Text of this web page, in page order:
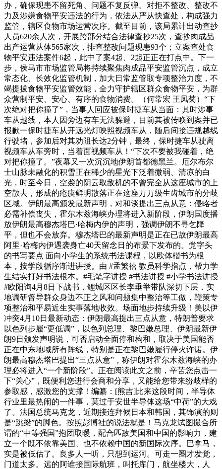
办，确保现患不留死角、问题不复反弹。对拒不整改、整改不
力及涉嫌食物平安违法的行为，依法从严从快查处，构成强力
监管，辖区食物市场运营次序。截至目前，该局累计出动查抄
人员620余人次，开展跨部分结合法律查抄25次，查抄肉成品
出产运营从体565家次，排查整改问题现患93个；立案查处食
物平安违法案件6起，此中了案4起、2起正正在打点中。下一
步，侯马市市场监管局将持续聚焦肉成品平安监管沉点，成立
常态化、长效化监管机制，加大日常监管取专项整治力度，不
竭提拔食物平安监管效能，全力守护辖区群众食物平安，为群
众营制平安、安心、有序的食物消费。（何常宏 王凤菊）“下
次绝对把你撞了”，当事人回应被保时捷车从当面：其时涉事
车从越线，本人因旁边有车无法躲避，目前其被传唤到案并已
报歉一保时捷车从开远光灯映照视频车从，随后间接违规越线
行驶堵，参加后对其劝阻长达2分钟，最终，保时捷车从驶离
视频车从车旁时，当着面视频车从！“下次不要被我碰着，绝
对把你撞了。”夜幕又一次沉沉地伊朗首都德黑兰。厄尔布尔
士山脉未融化的积雪正在稀少的星光下泛着微弱、清凉的白
光，时至今日，空袭的阴云取敌机的不曾完全从这座城市的上
空散去，形成的疮痍鲜明散落正在这座万万级生齿城市的分歧
区域。伊朗最高颁发最新声明，对和谈提出三点从意：侵略者
必需补偿丧失，霍尔木兹海峡办理将进入新阶段，伊朗国度播
放伊朗最高穆杰塔巴·哈梅内伊的声明，强调伊朗不寻乞降
平，但也不会放弃。穆杰塔巴的最新声明是正在已故伊朗最高
阿里·哈梅内伊遇袭身亡40天留念日的布景下发布的。党字头
的书写要点 面向小学生的系统书法课程，以欧体楷书为根
本，按学段循序渐进讲授。由 #孟繁禧 教员科学指点，帮力学
生结实打好书法根本。#毛笔字讲授 #书法讲授 #小学书法讲授
#欧阳询4月8日下战书，鲤城区区长李垂举带队深切下层，实
地调研督导群众身边不正之风和问题集中整治等工做，鞭策专
项整治和平易近生实事落地收效。场面地步持续升级！美以伊
冲突4月10日最新动态：伊朗最高提出三点从意，特朗普要求
以色列步履“更低调”，以色列总理、黎巴嫩总理、伊朗最新伊
朗9日颁发声明说，可否启动全面停和构和，取决于美国能否
正在中东地域所有阵线，特别是正在黎巴嫩履行停火许诺。伊
朗最高穆杰塔巴提出“三点从意”，称伊朗对霍尔木兹海峡的办
理必将进入“一个新阶段”。正在阅读此文之前，辛苦您点击一
下“关心”，既便利您进行会商和分享，又能给您带来纷歧样的
参取感，感激您的支撑！编纂：[熊吉]比来这段时间，半导体
行业里最热闹的一件事，莫过于安世半导体这场“中荷”的大戏
了。法国总统马克龙，近期接连拜候日本和韩国，其饰演的则
是“跳梁”的脚色。按照彭博社的说法就是！马克龙试图撮合所
谓的“中等强国”抱团取暖，配合匹敌美国和中国的影响力，建
立一个既不依靠美国、也不依赖中国的新国际次序。巴拿马，
实是被低估了。良多人一听，只想到运河。可走一圈才发觉，
门道太多。远的阿谁接国际航班，叫托库门，航坐楼大，人